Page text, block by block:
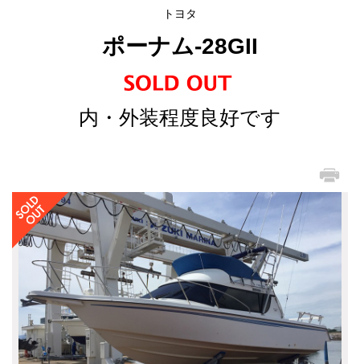
トヨタ
ポーナム-28GII
内・外装程度良好です